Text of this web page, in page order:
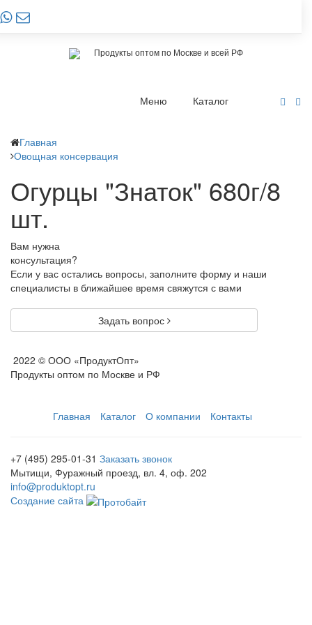
Продукты оптом по Москве и всей РФ
Каталог
Меню
Главная
Овощная консервация
Огурцы "Знаток" 680г/8
шт.
Вам нужна
консультация?
Если у вас остались вопросы, заполните форму и наши
специалисты в ближайшее время свяжутся с вами
Задать вопрос
2022 © ООО «ПродуктОпт»
Продукты оптом по Москве и РФ
Главная Каталог О компании Контакты
+7 (495) 295-01-31 Заказать звонок
Мытищи, Фуражный проезд, вл. 4, оф. 202
info@produktopt.ru
Создание сайта